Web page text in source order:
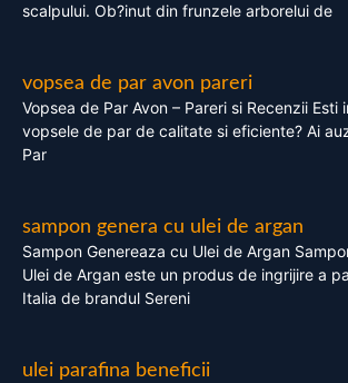
scalpului. Ob?inut din frunzele arborelui de
vopsea de par avon pareri
Vopsea de Par Avon – Pareri si Recenzii Esti
vopsele de par de calitate si eficiente? Ai
Par
sampon genera cu ulei de argan
Sampon Genereaza cu Ulei de Argan
Ulei de Argan este un produs de ingrijire a
Italia de brandul Sereni
ulei parafina beneficii